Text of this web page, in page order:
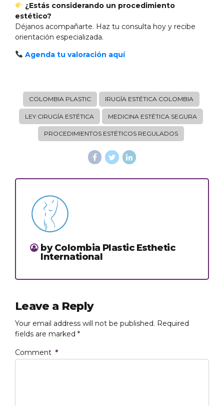
¿Estás considerando un procedimiento
estético?
Déjanos acompañarte. Haz tu consulta hoy y recibe
orientación especializada.
Agenda tu valoración aquí
COLOMBIA PLASTIC IRUGÍA ESTÉTICA COLOMBIA
LEY CIRUGÍA ESTÉTICA MEDICINA ESTÉTICA SEGURA
PROCEDIMIENTOS ESTÉTICOS REGULADOS
by Colombia Plastic Esthetic
International
Leave a Reply
Your email address will not be published. Required
fields are marked *
Comment *